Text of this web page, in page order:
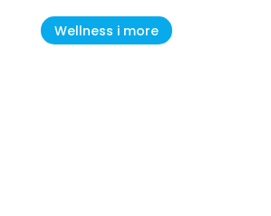
Wellness i more